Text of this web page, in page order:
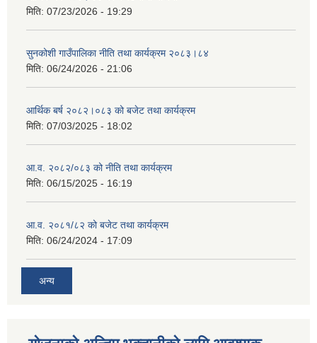
मिति: 07/23/2026 - 19:29
सुनकोशी गाउँपालिका नीति तथा कार्यक्रम २०८३।८४
मिति: 06/24/2026 - 21:06
आर्थिक बर्ष २०८२।०८३ को बजेट तथा कार्यक्रम
मिति: 07/03/2025 - 18:02
आ.व. २०८२/०८३ को नीति तथा कार्यक्रम
मिति: 06/15/2025 - 16:19
आ.व. २०८१/८२ को बजेट तथा कार्यक्रम
मिति: 06/24/2024 - 17:09
अन्य